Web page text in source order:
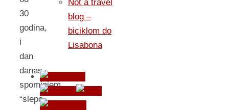
30
godina,
i
dan
danas
spominjem
“slepo
Not a travel
blog –
biciklom do
Lisabona